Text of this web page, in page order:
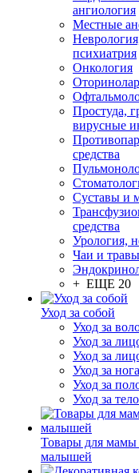
ангиология
Местные
психиатрия
Онкология
Простуда,
вирусные
средства
Суставы и
средства
Урология,
Чаи и травы
+ ЕЩЕ 20
Уход за собой
Уход за
Уход за
Уход за
Уход за
Уход за
Уход за
Товары для мамы
малышей